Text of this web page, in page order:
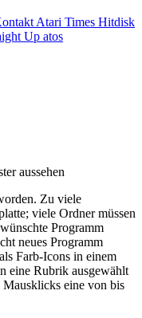
Atari Times Hitdisk
Up atos
aussehen
Zu viele
viele Ordner müssen
Programm
neues Programm
Farb-Icons in einem
eine Rubrik ausgewählt
eine von bis